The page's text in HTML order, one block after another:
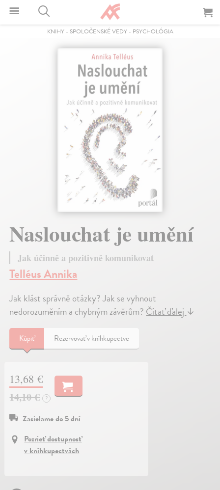
KNIHY- SPOLOČENSKÉ VEDY- PSYCHOLÓGIA
Naslouchat je umění
Jak účinně a pozitivně komunikovat
Telléus Annika
Jak klást správně otázky? Jak se vyhnout
nedorozuměním a chybným závěrům?Čítať ďalej↓
Kúpiť Rezervovať v kníhkupectve
13,68 €
14,10 €
?
Zasielame do 5 dní
Pozrieť dostupnosť
v kníhkupectvách